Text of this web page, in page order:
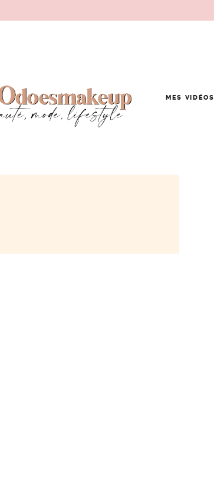
MES VIDÉOS